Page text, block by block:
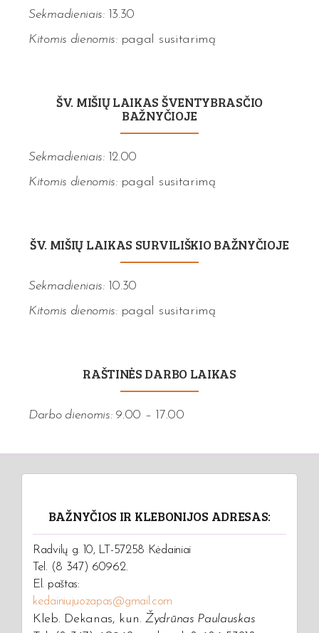
Sekmadieniais: 13.30
Kitomis dienomis: pagal susitarimą
ŠV. MIŠIŲ LAIKAS ŠVENTYBRASČIO
BAŽNYČIOJE
Sekmadieniais: 12.00
Kitomis dienomis: pagal susitarimą
ŠV. MIŠIŲ LAIKAS SURVILIŠKIO BAŽNYČIOJE
Sekmadieniais: 10.30
Kitomis dienomis: pagal susitarimą
RAŠTINĖS DARBO LAIKAS
Darbo dienomis: 9.00 – 17.00
BAŽNYČIOS IR KLEBONIJOS ADRESAS:
Radvilų g. 10, LT-57258 Kėdainiai
Tel. (8 347) 60962.
El. paštas:
kedainiujuozapas@gmail.com
Kleb. Dekanas, kun. Žydrūnas Paulauskas